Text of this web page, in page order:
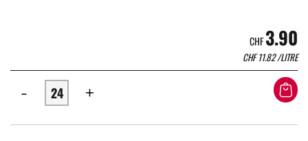
CHF3.90
CHF11.82/LITRE
- +